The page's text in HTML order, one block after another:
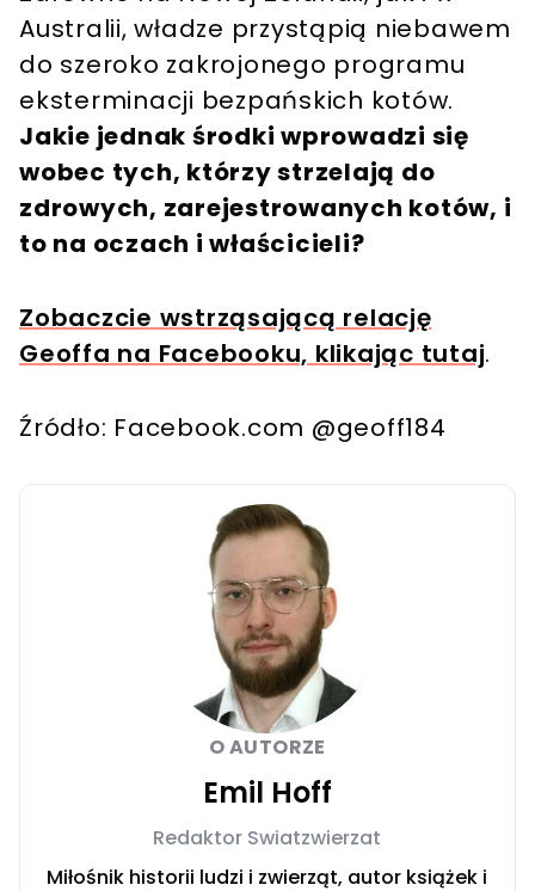
Australii, władze przystąpią niebawem
do szeroko zakrojonego programu
eksterminacji bezpańskich kotów.
Jakie jednak środki wprowadzi się
wobec tych, którzy strzelają do
zdrowych, zarejestrowanych kotów, i
to na oczach i właścicieli?
Zobaczcie wstrząsającą relację
Geoffa na Facebooku, klikając tutaj.
Źródło: Facebook.com @geoff184
O AUTORZE
Emil Hoff
Redaktor Swiatzwierzat
Miłośnik historii ludzi i zwierząt, autor książek i